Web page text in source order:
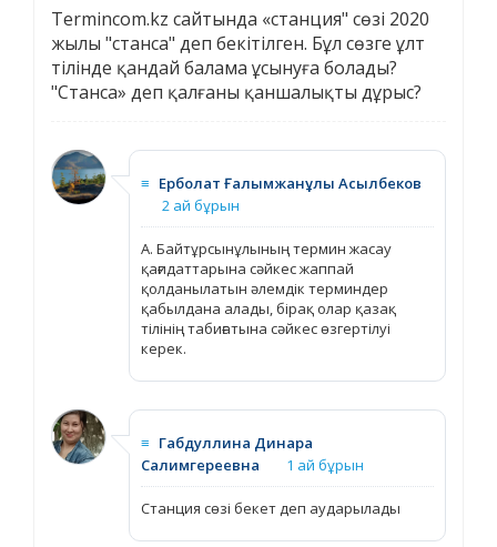
Termincom.kz сайтында «станция" сөзі 2020
жылы "станса" деп бекітілген. Бұл сөзге ұлт
тілінде қандай балама ұсынуға болады?
"Станса» деп қалғаны қаншалықты дұрыс?
≡ Ерболат Ғалымжанұлы Асылбеков
2 ай бұрын
А. Байтұрсынұлының термин жасау
қағидаттарына сәйкес жаппай
қолданылатын әлемдік терминдер
қабылдана алады, бірақ олар қазақ
тілінің табиғатына сәйкес өзгертілуі
керек.
≡ Габдуллина Динара
Салимгереевна
1 ай бұрын
Станция сөзі бекет деп аударылады